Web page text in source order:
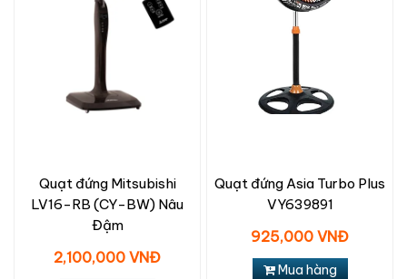
Quạt đứng Mitsubishi
LV16-RB (CY-BW) Nâu
Đậm
2,100,000 VNĐ
Quạt đứng Asia Turbo Plus
VY639891
925,000 VNĐ
Mua hàng